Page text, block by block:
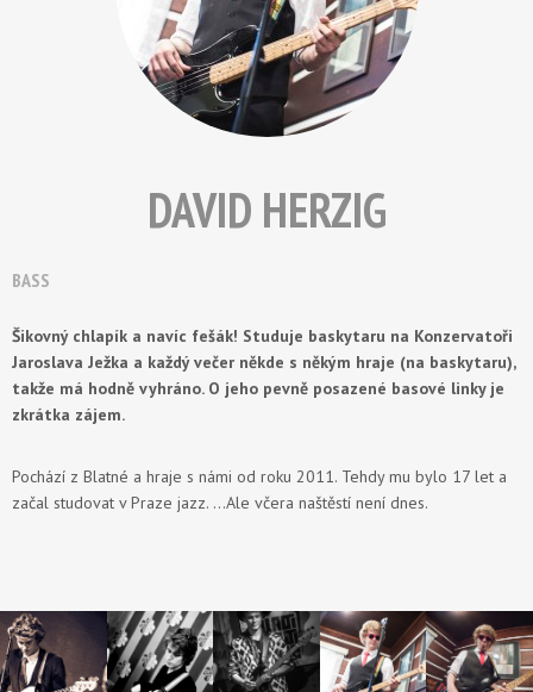
DAVID HERZIG
BASS
Šikovný chlapík a navíc fešák! Studuje baskytaru na Konzervatoři
Jaroslava Ježka a každý večer někde s někým hraje (na baskytaru),
takže má hodně vyhráno. O jeho pevně posazené basové linky je
zkrátka zájem.
Pochází z Blatné a hraje s námi od roku 2011. Tehdy mu bylo 17 let a
začal studovat v Praze jazz. …Ale včera naštěstí není dnes.